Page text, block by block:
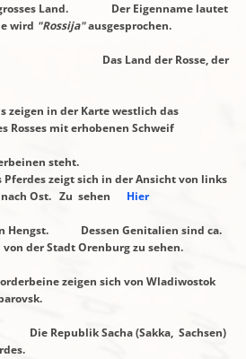
Land. Der Eigenname lautet
wird "Rossija"ausgesprochen.
der Rosse, der
in der Karte westlich das
Rosses mit erhobenen Schweif
steht.
zeigt sich in der Ansicht von links
nach Ost. Zu sehen Hier
Hengst. Dessen Genitalien sind ca.
der Stadt Orenburg zu sehen.
zeigen sich von Wladiwostok
(Sakka, Sachsen)